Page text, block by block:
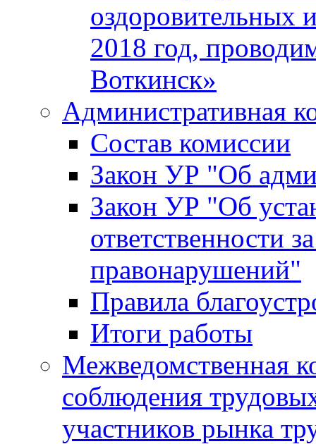
оздоровительных
2018 год,
Воткинск»
Административная
Состав комиссии
Закон УР "Об
Закон УР "Об
ответственности
правонарушений"
Правила
Итоги работы
Межведомственная
соблюдения
участников рынка